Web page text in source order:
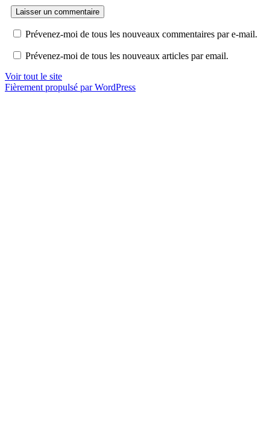
Prévenez-moi de tous les nouveaux commentaires par e-mail.
Prévenez-moi de tous les nouveaux articles par email.
Voir tout le site
Fièrement propulsé par WordPress